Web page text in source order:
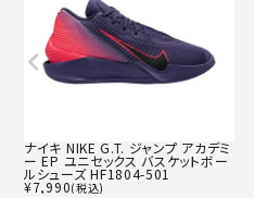
ナイキ NIKE G.T. ジャンプ アカデミ
ー EP ユニセックス バスケットボー
ルシューズ HF1804-501
¥7,990(税込)